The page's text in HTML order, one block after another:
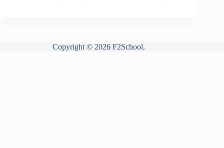
Copyright © 2026 F2School.